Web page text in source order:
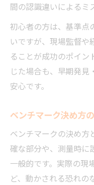
間の認識違いによるミ
初心者の方は、基準点
いですが、現場監督や
ることが成功のポイン
じた場合も、早期発見
安心です。
ベンチマーク決め方
ベンチマークの決め方
確な部分や、測量時に
一般的です。実際の現
ど、動かされる恐れの